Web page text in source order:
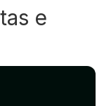
e